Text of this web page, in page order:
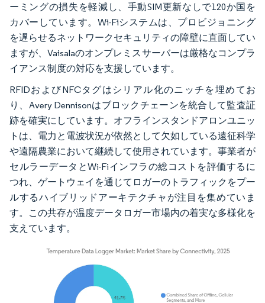
ーミングの損失を軽減し、手動SIM更新なしで120か国を
カバーしています。Wi-Fiシステムは、プロビジョニング
を遅らせるネットワークセキュリティの障壁に直面してい
ますが、Vaisalaのオンプレミスサーバーは厳格なコンプラ
イアンス制度の対応を支援しています。
RFIDおよびNFCタグはシリアル化のニッチを埋めてお
り、Avery Dennisonはブロックチェーンを統合して監査証
跡を確実にしています。オフラインスタンドアロンユニッ
トは、電力と電波状況が依然として欠如している遠征科学
や遠隔農業において継続して使用されています。事業者が
セルラーデータとWi-Fiインフラの総コストを評価するに
つれ、ゲートウェイを通じてロガーのトラフィックをプー
ルするハイブリッドアーキテクチャが注目を集めていま
す。この共存が温度データロガー市場内の着実な多様化を
支えています。